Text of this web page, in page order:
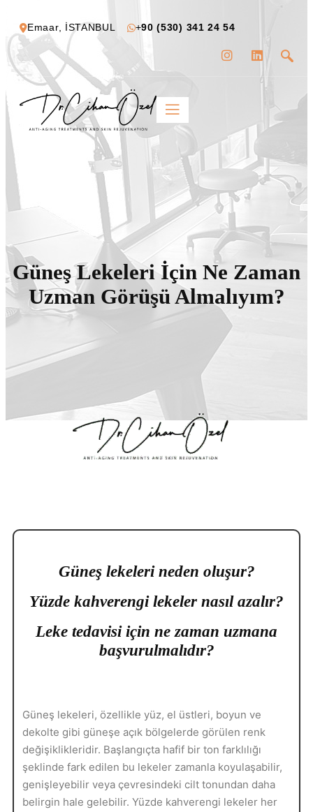
Emaar, İSTANBUL +90 (530) 341 24 54
Güneş Lekeleri İçin Ne Zaman
Uzman Görüşü Almalıyım?
Güneş lekeleri neden oluşur?
Yüzde kahverengi lekeler nasıl azalır?
Leke tedavisi için ne zaman uzmana
başvurulmalıdır?
Güneş lekeleri, özellikle yüz, el üstleri, boyun ve
dekolte gibi güneşe açık bölgelerde görülen renk
değişiklikleridir. Başlangıçta hafif bir ton farklılığı
şeklinde fark edilen bu lekeler zamanla koyulaşabilir,
genişleyebilir veya çevresindeki cilt tonundan daha
belirgin hale gelebilir. Yüzde kahverengi lekeler her